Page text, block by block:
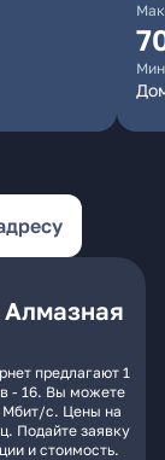
Алмазная
предлагают 1
- 16. Вы можете
Мбит/с. Цены на
Подайте заявку
и стоимость.